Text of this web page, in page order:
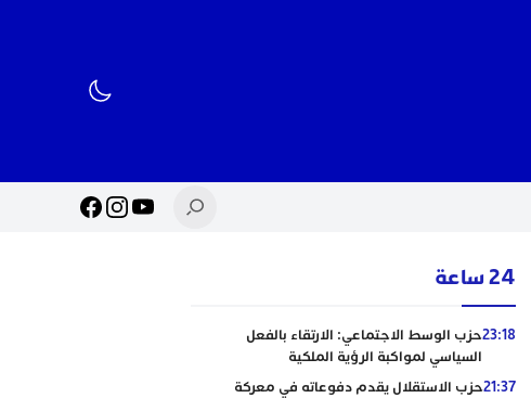
24 ساعة
23:18حزب الوسط الاجتماعي: الارتقاء بالفعل
السياسي لمواكبة الرؤية الملكية
21:37حزب الاستقلال يقدم دفوعاته في معركة